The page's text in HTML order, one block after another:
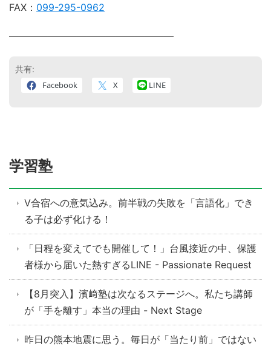
FAX： 099-295-0962
―――――――――――――――――
共有:
Facebook X LINE
学習塾
V合宿への意気込み。前半戦の失敗を「言語化」でき
る子は必ず化ける！
「日程を変えてでも開催して！」台風接近の中、保護
者様から届いた熱すぎるLINE - Passionate Request
【8月突入】濱﨑塾は次なるステージへ。私たち講師
が「手を離す」本当の理由 - Next Stage
昨日の熊本地震に思う。毎日が「当たり前」ではない